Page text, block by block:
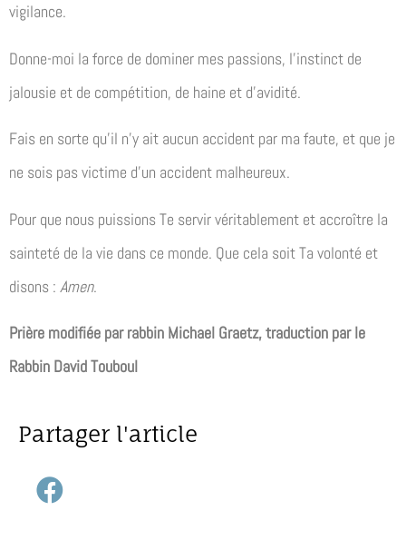
vigilance.
Donne-moi la force de dominer mes passions, l’instinct de
jalousie et de compétition, de haine et d’avidité.
Fais en sorte qu’il n’y ait aucun accident par ma faute, et que je
ne sois pas victime d’un accident malheureux.
Pour que nous puissions Te servir véritablement et accroître la
sainteté de la vie dans ce monde. Que cela soit Ta volonté et
disons : Amen.
Prière modifiée par rabbin Michael Graetz, traduction par le
Rabbin David Touboul
Partager l'article